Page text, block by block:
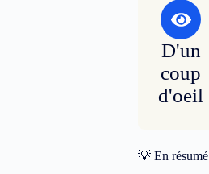
D'un
coup
d'oeil
💡 En résumé